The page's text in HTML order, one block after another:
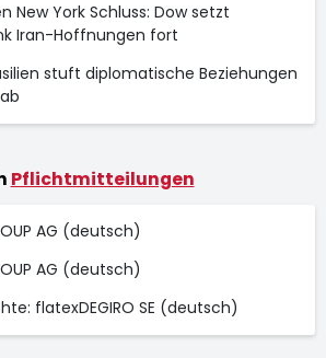
New York Schluss: Dow setzt
Iran-Hoffnungen fort
stuft diplomatische Beziehungen
Pflichtmitteilungen
AG (deutsch)
AG (deutsch)
flatexDEGIRO SE (deutsch)